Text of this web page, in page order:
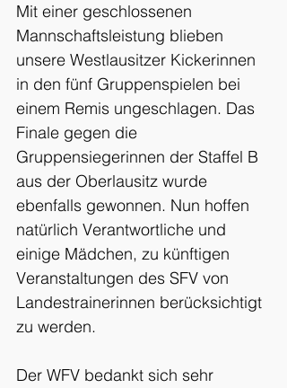
Mit einer geschlossenen
Mannschaftsleistung blieben
unsere Westlausitzer Kickerinnen
in den fünf Gruppenspielen bei
einem Remis ungeschlagen. Das
Finale gegen die
Gruppensiegerinnen der Staffel B
aus der Oberlausitz wurde
ebenfalls gewonnen. Nun hoffen
natürlich Verantwortliche und
einige Mädchen, zu künftigen
Veranstaltungen des SFV von
Landestrainerinnen berücksichtigt
zu werden.
Der WFV bedankt sich sehr